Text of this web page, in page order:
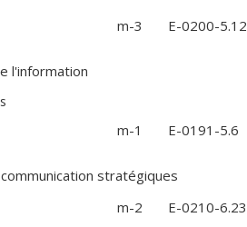
m-3 E-0200-5.12
l'information
m-1 E-0191-5.6
stratégiques
m-2 E-0210-6.23